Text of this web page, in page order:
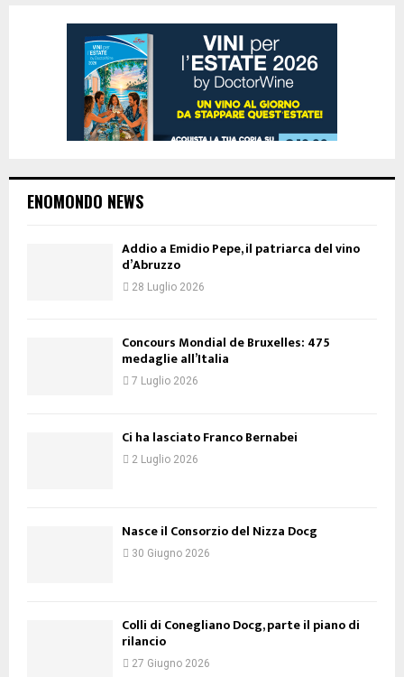
ENOMONDO NEWS
Addio a Emidio Pepe, il patriarca del vino
d’Abruzzo
28 Luglio 2026
Concours Mondial de Bruxelles: 475
medaglie all’Italia
7 Luglio 2026
Ci ha lasciato Franco Bernabei
2 Luglio 2026
Nasce il Consorzio del Nizza Docg
30 Giugno 2026
Colli di Conegliano Docg, parte il piano di
rilancio
27 Giugno 2026